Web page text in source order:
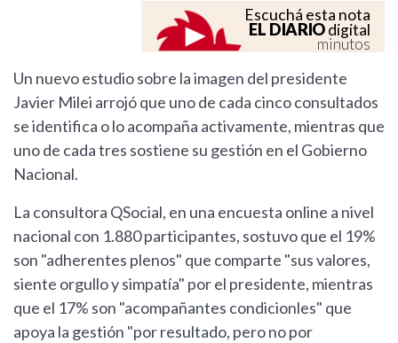
Escuchá esta nota
EL DIARIOdigital
minutos
Un nuevo estudio sobre la imagen del presidente
Javier Milei arrojó que uno de cada cinco consultados
se identifica o lo acompaña activamente, mientras que
uno de cada tres sostiene su gestión en el Gobierno
Nacional.
La consultora QSocial, en una encuesta online a nivel
nacional con 1.880 participantes, sostuvo que el 19%
son "adherentes plenos" que comparte "sus valores,
siente orgullo y simpatía" por el presidente, mientras
que el 17% son "acompañantes condicionles" que
apoya la gestión "por resultado, pero no por